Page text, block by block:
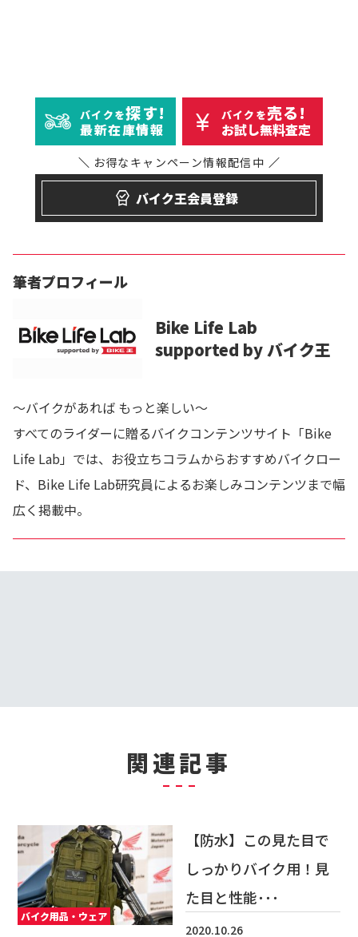
バイクを探す!
最新在庫情報
バイクを売る!
お試し無料査定
バイク王会員登録
お得なキャンペーン情報配信中
筆者プロフィール
Bike Life Lab
supported by バイク王
～バイクがあれば もっと楽しい～
すべてのライダーに贈るバイクコンテンツサイト「Bike
Life Lab」では、お役立ちコラムからおすすめバイクロー
ド、Bike Life Lab研究員によるお楽しみコンテンツまで幅
広く掲載中。
関連記事
バイク用品・ウェア
【防水】この見た目で
しっかりバイク用！見
た目と性能･･･
2020.10.26